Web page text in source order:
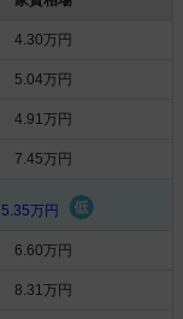
4.30万円
5.04万円
4.91万円
7.45万円
5.35万円
6.60万円
8.31万円